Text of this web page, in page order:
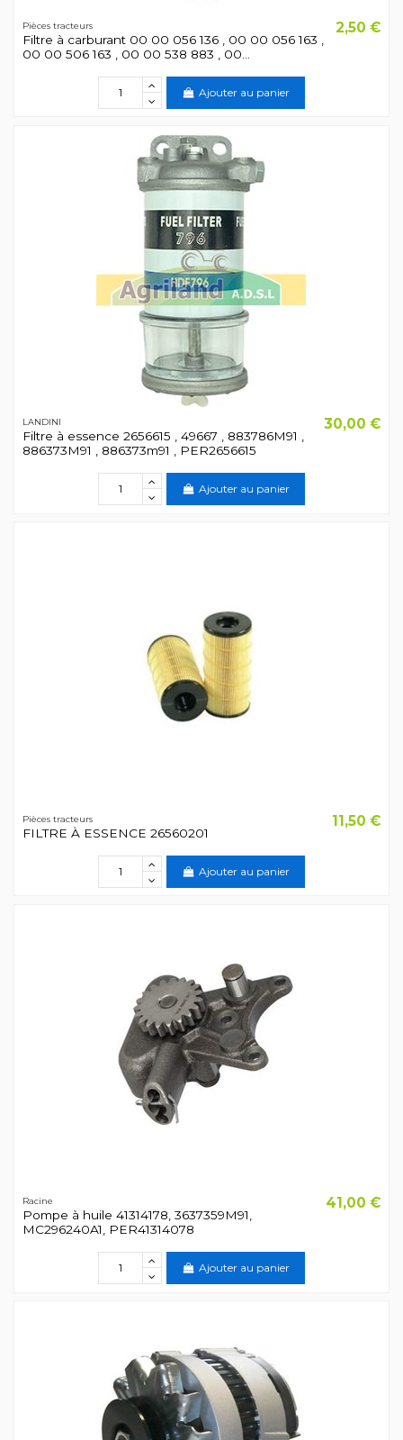
Pièces tracteurs
Filtre à carburant 00 00 056 136 , 00 00 056 163 ,
00 00 506 163 , 00 00 538 883 , 00...
2,50 €
Ajouter au panier
LANDINI
Filtre à essence 2656615 , 49667 , 883786M91 ,
886373M91 , 886373m91 , PER2656615
30,00 €
Ajouter au panier
Pièces tracteurs
FILTRE À ESSENCE 26560201
11,50 €
Ajouter au panier
Racine
Pompe à huile 41314178, 3637359M91,
MC296240A1, PER41314078
41,00 €
Ajouter au panier